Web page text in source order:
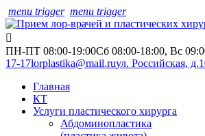
menu trigger menu trigger
ПН-ПТ 08:00-19:00Сб 08:00-18:00, Вс
17-17lorplastika@mail.ruул. Российская,
Главная
КТ
Услуги пластического хирурга
Абдоминопластика